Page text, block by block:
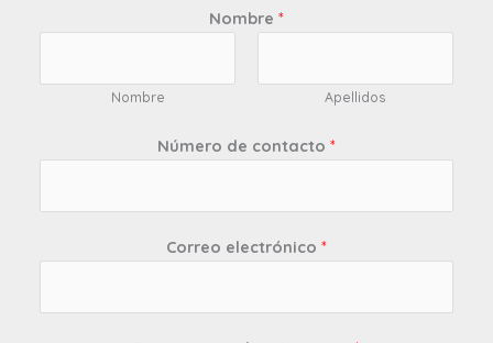
Nombre *
Nombre Apellidos
Número de contacto *
Correo electrónico *